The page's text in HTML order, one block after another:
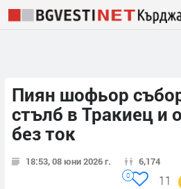
Пиян шофьор
стълб в Тракиец и
без ток
18:53, 08 юни 2026 г. 6,174
11
0